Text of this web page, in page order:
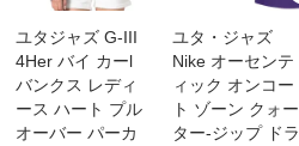
ユタジャズ G-III
4Her バイ カーl
バンクス レディ
ース ハート プル
オーバー パーカ
ユタ・ジャズ
Nike オーセンテ
ィック オンコー
ト ゾーン クォー
ター-ジップ ドラ